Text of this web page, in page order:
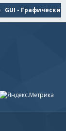
GUI -